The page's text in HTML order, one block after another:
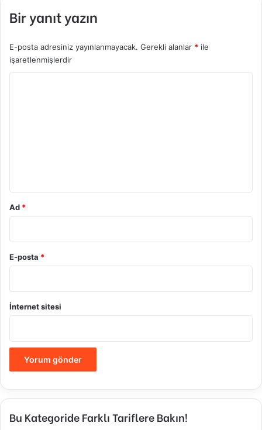
Bir yanıt yazın
E-posta adresiniz yayınlanmayacak. Gerekli alanlar * ile
işaretlenmişlerdir
Ad *
E-posta *
İnternet sitesi
Bu Kategoride Farklı Tariflere Bakın!